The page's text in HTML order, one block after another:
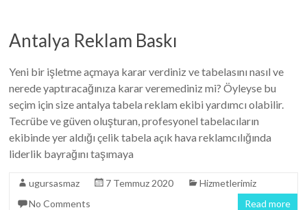
Antalya Reklam Baskı
Yeni bir işletme açmaya karar verdiniz ve tabelasını nasıl ve
nerede yaptıracağınıza karar veremediniz mi? Öyleyse bu
seçim için size antalya tabela reklam ekibi yardımcı olabilir.
Tecrübe ve güven oluşturan, profesyonel tabelacıların
ekibinde yer aldığı çelik tabela açık hava reklamcılığında
liderlik bayrağını taşımaya
ugursasmaz 7 Temmuz 2020
Hizmetlerimiz
No Comments
Read more